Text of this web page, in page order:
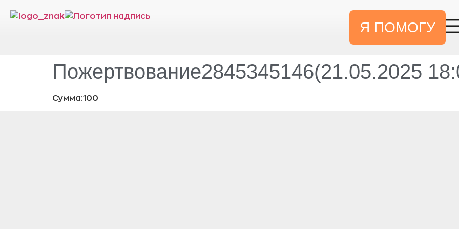
Я ПОМОГУ
Пожертвование2845345146(21.05.2025
Сумма:100